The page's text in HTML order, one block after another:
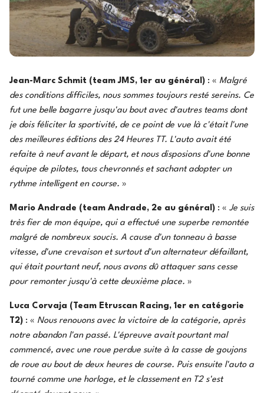
Jean-Marc Schmit (team JMS, 1er au général) : « Malgré
des conditions difficiles, nous sommes toujours resté sereins. Ce
fut une belle bagarre jusqu'au bout avec d'autres teams dont
je dois féliciter la sportivité, de ce point de vue là c'était l'une
des meilleures éditions des 24 Heures TT. L'auto avait été
refaite à neuf avant le départ, et nous disposions d'une bonne
équipe de pilotes, tous chevronnés et sachant adopter un
rythme intelligent en course. »
Mario Andrade (team Andrade, 2e au général) : « Je suis
très fier de mon équipe, qui a effectué une superbe remontée
malgré de nombreux soucis. A cause d'un tonneau à basse
vitesse, d'une crevaison et surtout d'un alternateur défaillant,
qui était pourtant neuf, nous avons dû attaquer sans cesse
pour remonter jusqu'à cette deuxième place. »
Luca Corvaja (Team Etruscan Racing, 1er en catégorie
T2) : « Nous renouons avec la victoire de la catégorie, après
notre abandon l'an passé. L'épreuve avait pourtant mal
commencé, avec une roue perdue suite à la casse de goujons
de roue au bout de deux heures de course. Puis ensuite l'auto a
tourné comme une horloge, et le classement en T2 s'est